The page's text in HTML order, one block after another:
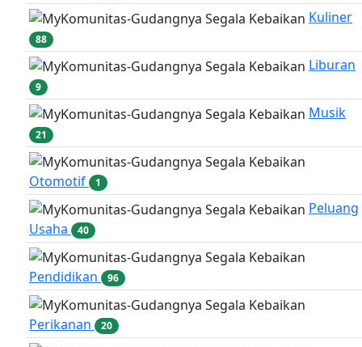
Kuliner
88
Liburan
9
Musik
21
Otomotif 1
Peluang
Usaha
40
Pendidikan 96
Perikanan 20